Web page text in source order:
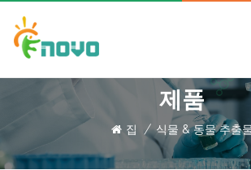
제품
집 / 식물 & 동물 추출